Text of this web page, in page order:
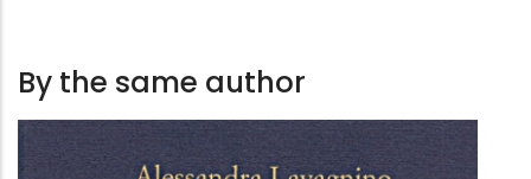
By the same author